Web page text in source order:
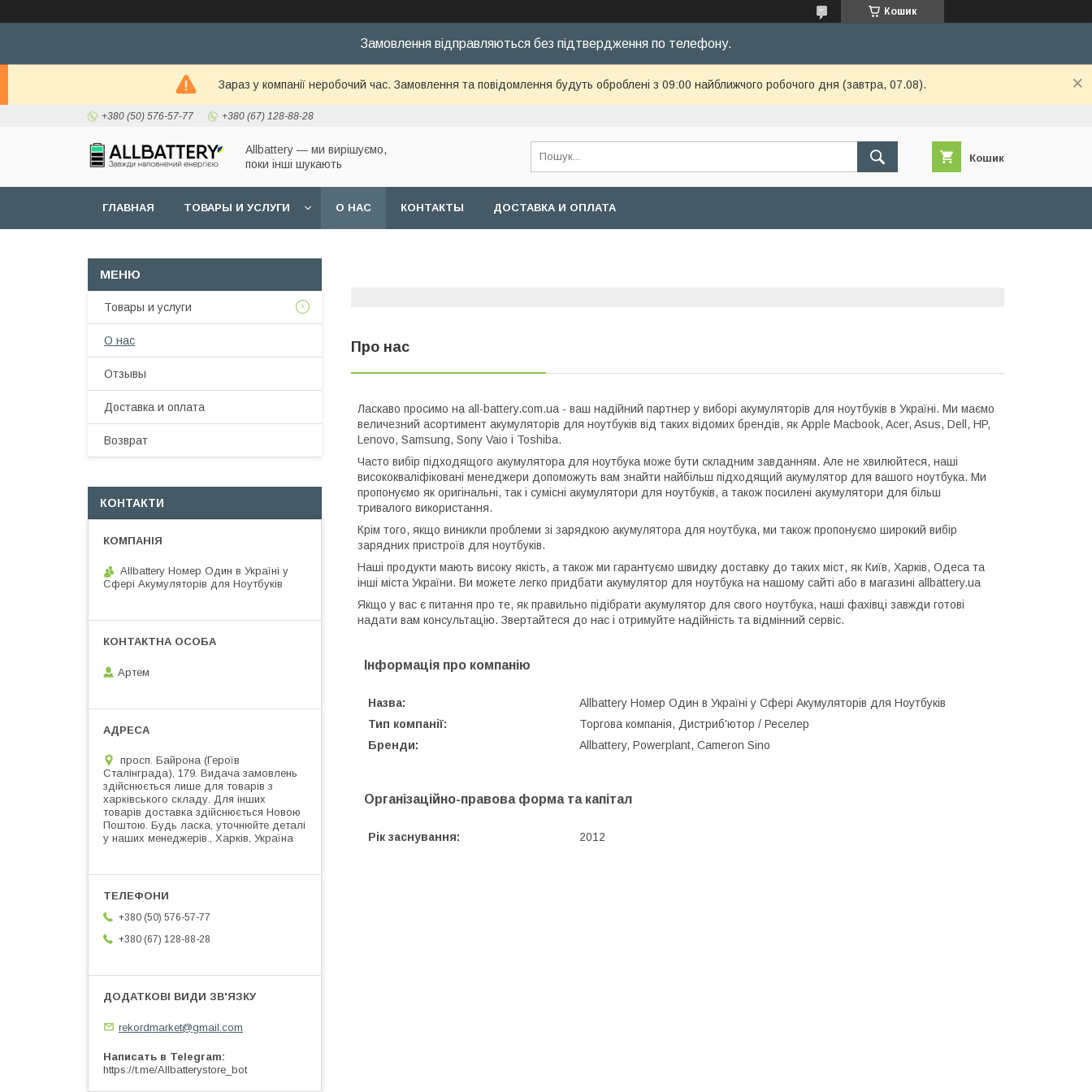
Кошик
Замовлення відправляються без підтвердження по телефону.
Зараз у компанії неробочий час. Замовлення та повідомлення будуть оброблені з 09:00 найближчого робочого дня (завтра, 07.08).
+380 (50) 576-57-77 +380 (67) 128-88-28
Allbattery — ми вирішуємо,
поки інші шукають
Кошик
ГЛАВНАЯ ТОВАРЫ И УСЛУГИ О НАС КОНТАКТЫ ДОСТАВКА И ОПЛАТА
Про нас
Ласкаво просимо на all-battery.com.ua - ваш надійний партнер у виборі акумуляторів для ноутбуків в Україні. Ми маємо
величезний асортимент акумуляторів для ноутбуків від таких відомих брендів, як Apple Macbook, Acer, Asus, Dell, HP,
Lenovo, Samsung, Sony Vaio і Toshiba.
Часто вибір підходящого акумулятора для ноутбука може бути складним завданням. Але не хвилюйтеся, наші
висококваліфіковані менеджери допоможуть вам знайти найбільш підходящий акумулятор для вашого ноутбука. Ми
пропонуємо як оригінальні, так і сумісні акумулятори для ноутбуків, а також посилені акумулятори для більш
тривалого використання.
Крім того, якщо виникли проблеми зі зарядкою акумулятора для ноутбука, ми також пропонуємо широкий вибір
зарядних пристроїв для ноутбуків.
Наші продукти мають високу якість, а також ми гарантуємо швидку доставку до таких міст, як Київ, Харків, Одеса та
інші міста України. Ви можете легко придбати акумулятор для ноутбука на нашому сайті або в магазині allbattery.ua
Якщо у вас є питання про те, як правильно підібрати акумулятор для свого ноутбука, наші фахівці завжди готові
надати вам консультацію. Звертайтеся до нас і отримуйте надійність та відмінний сервіс.
Інформація про компанію
Назва:
Allbattery Номер Один в Україні у Сфері Акумуляторів для Ноутбуків
Тип компанії:
Торгова компанія, Дистриб'ютор / Реселер
Бренди:
Allbattery, Powerplant, Cameron Sino
Організаційно-правова форма та капітал
Рік заснування: 2012
Товары и услуги
О нас
Отзывы
Доставка и оплата
Возврат
КОНТАКТИ
Allbattery Номер Один в Україні у
Сфері Акумуляторів для Ноутбуків
Артем
просп. Байрона (Героїв
Сталінграда), 179. Видача замовлень
здійснюється лише для товарів з
харківського складу. Для інших
товарів доставка здійснюється Новою
Поштою. Будь ласка, уточнюйте деталі
у наших менеджерів., Харків, Україна
+380 (50) 576-57-77
+380 (67) 128-88-28
rekordmarket@gmail.com
Написать в Telegram
https://t.me/Allbatterystore_bot